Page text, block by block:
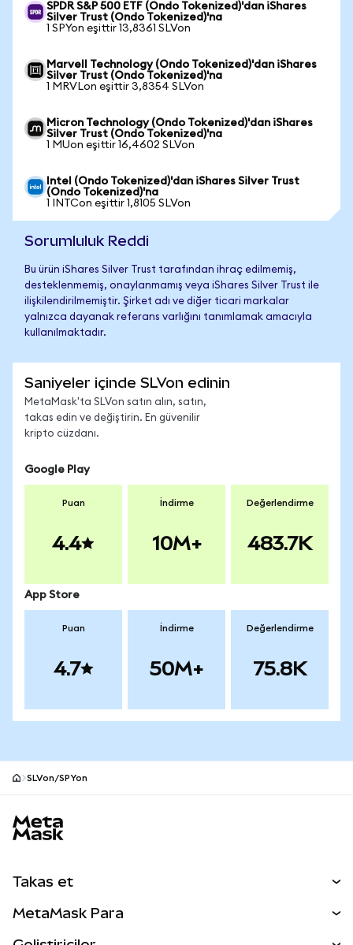
SPDR S&P 500 ETF (Ondo Tokenized)'dan iShares
Silver Trust (Ondo Tokenized)'na
1 SPYon eşittir 13,8361 SLVon
Marvell Technology (Ondo Tokenized)'dan iShares
Silver Trust (Ondo Tokenized)'na
1 MRVLon eşittir 3,8354 SLVon
Micron Technology (Ondo Tokenized)'dan iShares
Silver Trust (Ondo Tokenized)'na
1 MUon eşittir 16,4602 SLVon
Intel (Ondo Tokenized)'dan iShares Silver Trust
(Ondo Tokenized)'na
1 INTCon eşittir 1,8105 SLVon
Sorumluluk Reddi
Bu ürün iShares Silver Trust tarafından ihraç edilmemiş,
desteklenmemiş, onaylanmamış veya iShares Silver Trust ile
ilişkilendirilmemiştir. Şirket adı ve diğer ticari markalar
yalnızca dayanak referans varlığını tanımlamak amacıyla
kullanılmaktadır.
Saniyeler içinde SLVon edinin
MetaMask'ta SLVon satın alın, satın,
takas edin ve değiştirin. En güvenilir
kripto cüzdanı.
Google Play
Puan
4.4
İndirme
10M+
Değerlendirme
483.7K
App Store
Puan
4.7
İndirme
50M+
Değerlendirme
75.8K
SLVon/SPYon
Takas et
MetaMask Para